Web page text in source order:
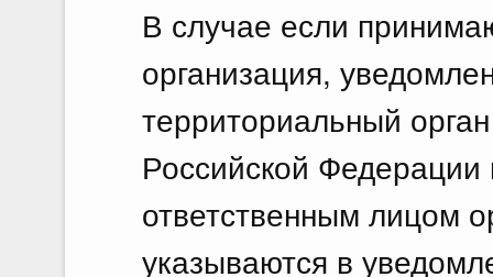
В случае если
организация,
территориальный
Российской Федерации
ответственным лицом
указываются в